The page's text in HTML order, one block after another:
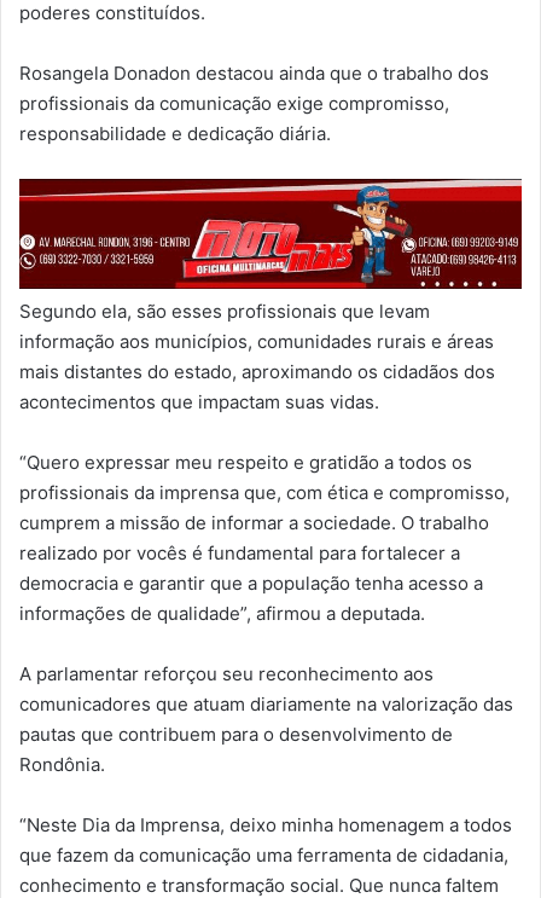
poderes constituídos.
Rosangela Donadon destacou ainda que o trabalho dos
profissionais da comunicação exige compromisso,
responsabilidade e dedicação diária.
Segundo ela, são esses profissionais que levam
informação aos municípios, comunidades rurais e áreas
mais distantes do estado, aproximando os cidadãos dos
acontecimentos que impactam suas vidas.
“Quero expressar meu respeito e gratidão a todos os
profissionais da imprensa que, com ética e compromisso,
cumprem a missão de informar a sociedade. O trabalho
realizado por vocês é fundamental para fortalecer a
democracia e garantir que a população tenha acesso a
informações de qualidade”, afirmou a deputada.
A parlamentar reforçou seu reconhecimento aos
comunicadores que atuam diariamente na valorização das
pautas que contribuem para o desenvolvimento de
Rondônia.
“Neste Dia da Imprensa, deixo minha homenagem a todos
que fazem da comunicação uma ferramenta de cidadania,
conhecimento e transformação social. Que nunca faltem